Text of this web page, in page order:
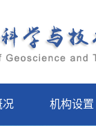
况 机构设置